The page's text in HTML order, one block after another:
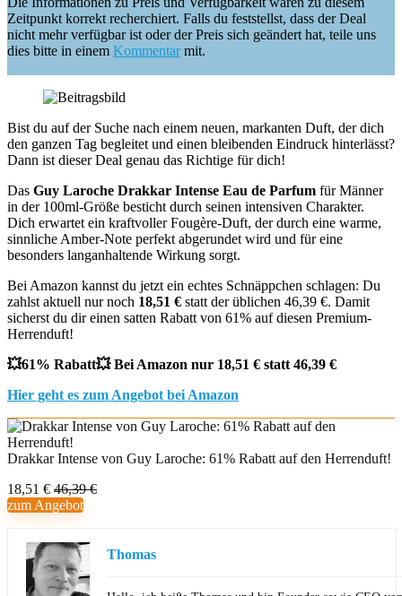
Zeitpunkt korrekt recherchiert. Falls du feststellst, dass der Deal
nicht mehr verfügbar ist oder der Preis sich geändert hat, teile uns
dies bitte in einem Kommentarmit.
Bist du auf der Suche nach einem neuen, markanten Duft, der dich
den ganzen Tag begleitet und einen bleibenden Eindruck hinterlässt?
Dann ist dieser Deal genau das Richtige für dich!
Das Guy Laroche Drakkar Intense Eau de Parfum für Männer
in der 100ml-Größe besticht durch seinen intensiven Charakter.
Dich erwartet ein kraftvoller Fougère-Duft, der durch eine warme,
sinnliche Amber-Note perfekt abgerundet wird und für eine
besonders langanhaltende Wirkung sorgt.
Bei Amazon kannst du jetzt ein echtes Schnäppchen schlagen: Du
zahlst aktuell nur noch 18,51 € statt der üblichen 46,39 €. Damit
sicherst du dir einen satten Rabatt von 61% auf diesen Premium-
Herrenduft!
💥61% Rabatt💥 Bei Amazon nur 18,51 € statt 46,39 €
Hier geht es zum Angebot bei Amazon
Drakkar Intense von Guy Laroche: 61% Rabatt auf den Herrenduft!
18,51 € 46,39 €
zum Angebot
Thomas